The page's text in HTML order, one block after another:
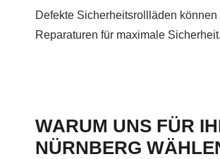
Defekte Sicherheitsrollläden
Reparaturen für maximale Sicherheit.
WARUM UNS FÜR
NÜRNBERG